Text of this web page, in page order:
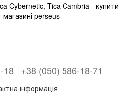
Cybernetic, Tica Cambria - купити
магазині perseus
18 +38 (050) 586-18-71
інформація